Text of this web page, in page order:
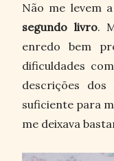
Não me levem
segundo livro.
enredo bem
dificuldades
descrições
suficiente para
me deixava